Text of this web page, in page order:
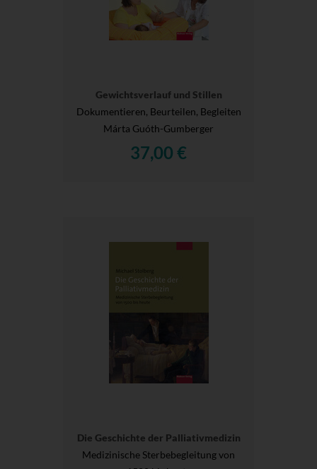
Gewichtsverlauf und Stillen
Dokumentieren, Beurteilen, Begleiten
Márta Guóth-Gumberger
37,00 €
Die Geschichte der Palliativmedizin
Medizinische Sterbebegleitung von